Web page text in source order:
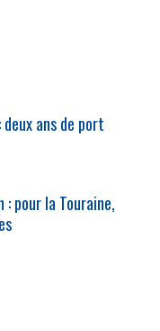
ans de port
pour la Touraine,